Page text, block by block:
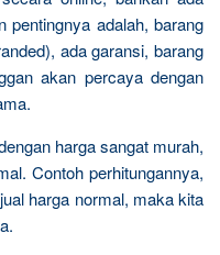
pentingnya adalah, barang
ada garansi, barang
akan percaya dengan
harga sangat murah,
Contoh perhitungannya,
harga normal, maka kita